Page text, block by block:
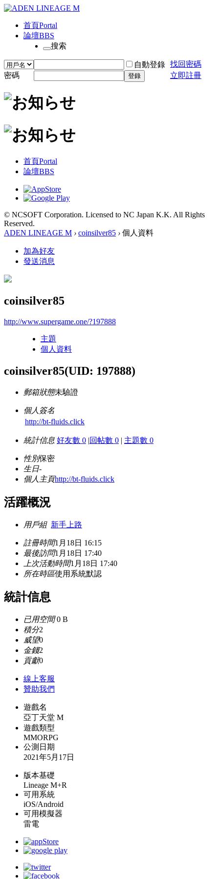
首頁Portal
論壇BBS
搜索
自動登錄 找回密碼
密碼
登錄 立即註冊
首頁Portal
論壇BBS
© NCSOFT Corporation. Licensed to NC Japan K.K. All Rights
Reserved.
ADEN LINEAGE M › coinsilver85 › 個人資料
加為好友
發送消息
coinsilver85
http://www.supergame.one/?197888
主題
個人資料
coinsilver85(UID: 197888)
郵箱狀態未驗證
個人簽名
http://bt-fluids.click
統計信息 好友數 0 |回帖數 0 | 主題數 0
性別保密
生日-
個人主頁http://bt-fluids.click
活躍概況
用戶組 新手上路
註冊時間1月18日 16:15
最後訪問1月18日 17:40
上次活動時間1月18日 17:40
所在時區使用系統默認
統計信息
已用空間0 B
積分2
威望0
金錢2
貢獻0
線上客服
贊助我們
遊戲名
亞丁天堂 M
遊戲類型
MMORPG
公測日期
2021年5月17日
版本基礎
Lineage M+R
可用系統
iOS/Android
可用模擬器
雷電